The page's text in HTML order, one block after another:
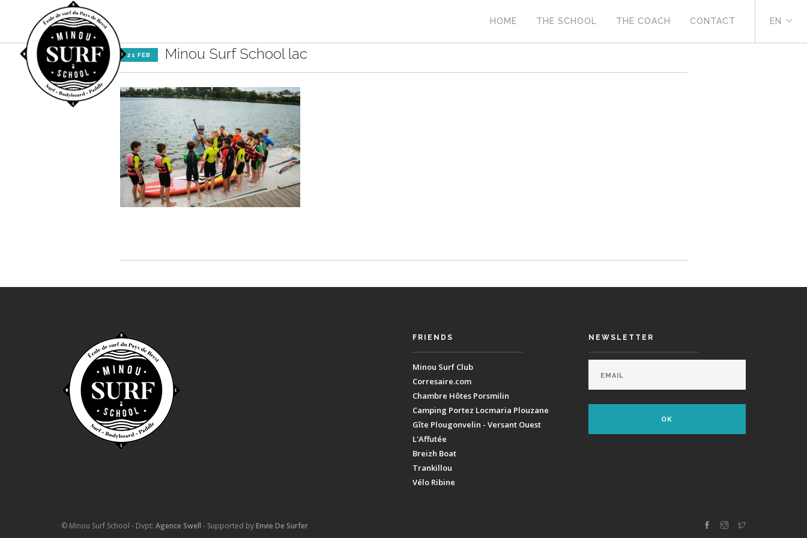
HOME THE SCHOOL THE COACH CONTACT EN
21 FEB Minou Surf School lac
FRIENDS
Minou Surf Club
Corresaire.com
Chambre Hôtes Porsmilin
Camping Portez Locmaria Plouzane
Gîte Plougonvelin - Versant Ouest
L'Affutée
Breizh Boat
Trankillou
Vélo Ribine
NEWSLETTER
© Minou Surf School - Dvpt: Agence Swell - Supported byEnvie De Surfer